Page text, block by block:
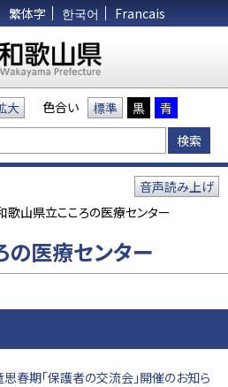
繁体字 한국어 Francais
大 色合い 標準 黒 青
歌山県立こころの医療センター
音声読み上げ
の医療センター
思春期「保護者の交流会」開催のお知ら